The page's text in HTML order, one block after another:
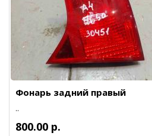
Фонарь задний правый
..
800.00 р.